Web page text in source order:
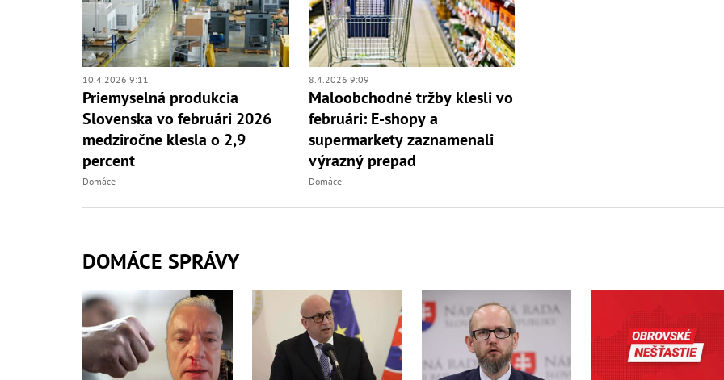
10.4.2026 9:11
Priemyselná produkcia
Slovenska vo februári 2026
medziročne klesla o 2,9
percent
Domáce
8.4.2026 9:09
Maloobchodné tržby klesli vo
februári: E-shopy a
supermarkety zaznamenali
výrazný prepad
Domáce
DOMÁCE SPRÁVY